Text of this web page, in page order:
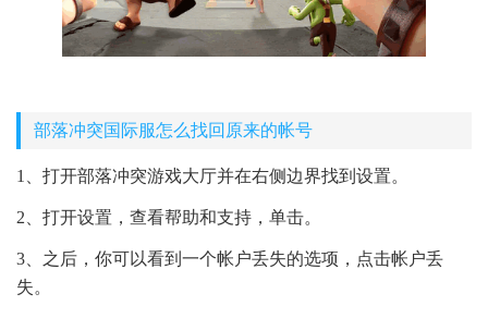
部落冲突国际服怎么找回原来的帐号
1、打开部落冲突游戏大厅并在右侧边界找到设置。
2、打开设置，查看帮助和支持，单击。
3、之后，你可以看到一个帐户丢失的选项，点击帐户丢
失。